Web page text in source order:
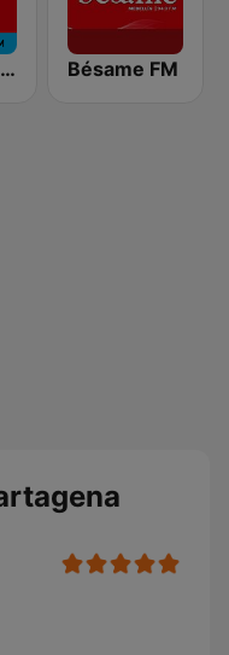
Tropicana Bogotá Bésame FM